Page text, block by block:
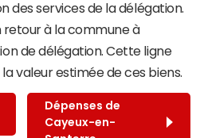
des services de la délégation.
retour à la commune à
de délégation. Cette ligne
valeur estimée de ces biens.
Dépenses de
Cayeux-en-